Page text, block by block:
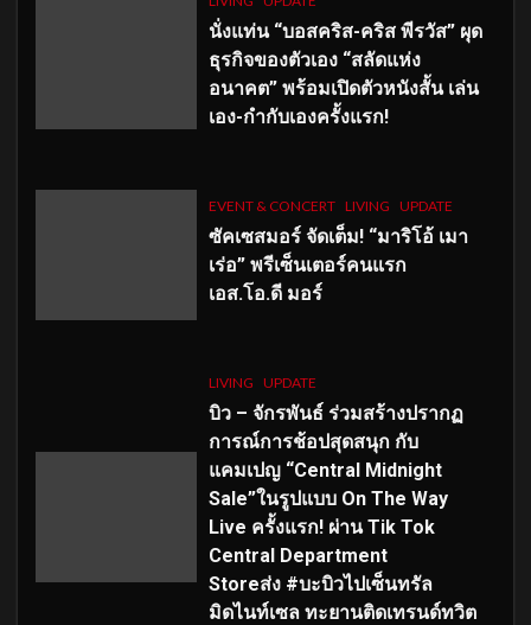
นั่งแท่น “บอสคริส-คริส พีรวัส” ผุด
ธุรกิจของตัวเอง “สลัดแห่ง
อนาคต” พร้อมเปิดตัวหนังสั้น เล่น
เอง-กำกับเองครั้งแรก!
EVENT & CONCERT LIVING UPDATE
ซัคเซสมอร์ จัดเต็ม! “มาริโอ้ เมา
เร่อ” พรีเซ็นเตอร์คนแรก
เอส.โอ.ดี มอร์
LIVING UPDATE
บิว – จักรพันธ์ ร่วมสร้างปรากฏ
การณ์การช้อปสุดสนุก กับ
แคมเปญ “Central Midnight
Sale”ในรูปแบบ On The Way
Live ครั้งแรก! ผ่าน Tik Tok
Central Department
Storeส่ง #บะบิวไปเซ็นทรัล
มิดไนท์เซล ทะยานติดเทรนด์ทวิต